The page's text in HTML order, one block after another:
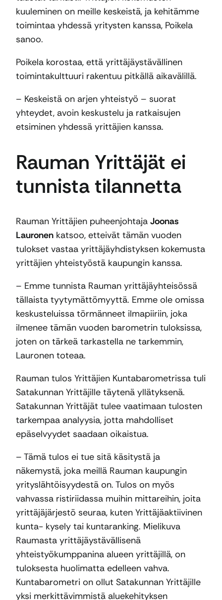
kuuleminen on meille keskeistä, ja kehitämme
toimintaa yhdessä yritysten kanssa, Poikela
sanoo.
Poikela korostaa, että yrittäjäystävällinen
toimintakulttuuri rakentuu pitkällä aikavälillä.
– Keskeistä on arjen yhteistyö – suorat
yhteydet, avoin keskustelu ja ratkaisujen
etsiminen yhdessä yrittäjien kanssa.
Rauman Yrittäjät ei
tunnista tilannetta
Rauman Yrittäjien puheenjohtaja Joonas
Lauronen katsoo, etteivät tämän vuoden
tulokset vastaa yrittäjäyhdistyksen kokemusta
yrittäjien yhteistyöstä kaupungin kanssa.
– Emme tunnista Rauman yrittäjäyhteisössä
tällaista tyytymättömyyttä. Emme ole omissa
keskusteluissa törmänneet ilmapiiriin, joka
ilmenee tämän vuoden barometrin tuloksissa,
joten on tärkeä tarkastella ne tarkemmin,
Lauronen toteaa.
Rauman tulos Yrittäjien Kuntabarometrissa tuli
Satakunnan Yrittäjille täytenä yllätyksenä.
Satakunnan Yrittäjät tulee vaatimaan tulosten
tarkempaa analyysia, jotta mahdolliset
epäselvyydet saadaan oikaistua.
– Tämä tulos ei tue sitä käsitystä ja
näkemystä, joka meillä Rauman kaupungin
yrityslähtöisyydestä on. Tulos on myös
vahvassa ristiriidassa muihin mittareihin, joita
yrittäjäjärjestö seuraa, kuten Yrittäjäaktiivinen
kunta- kysely tai kuntaranking. Mielikuva
Raumasta yrittäjäystävällisenä
yhteistyökumppanina alueen yrittäjillä, on
tuloksesta huolimatta edelleen vahva.
Kuntabarometri on ollut Satakunnan Yrittäjille
yksi merkittävimmistä aluekehityksen